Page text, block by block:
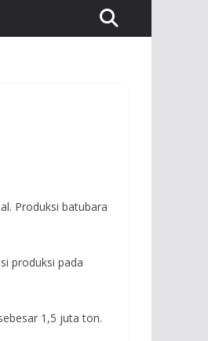
Produksi batubara
produksi pada
1,5 juta ton.